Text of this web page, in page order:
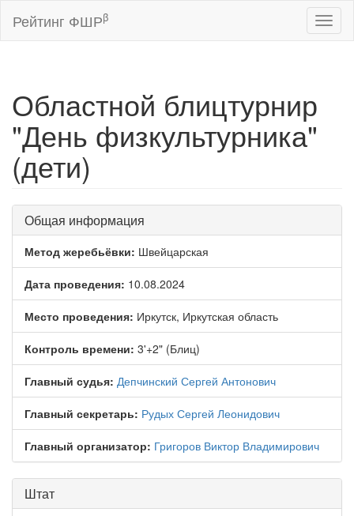
Рейтинг ФШРβ
Областной блицтурнир
"День физкультурника"
(дети)
Общая информация
Метод жеребьёвки: Швейцарская
Дата проведения: 10.08.2024
Место проведения: Иркутск, Иркутская область
Контроль времени: 3'+2" (Блиц)
Главный судья: Депчинский Сергей Антонович
Главный секретарь: Рудых Сергей Леонидович
Главный организатор: Григоров Виктор Владимирович
Штат